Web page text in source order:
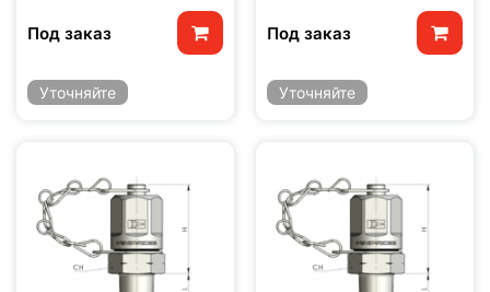
Под заказ
Уточняйте
Под заказ
Уточняйте